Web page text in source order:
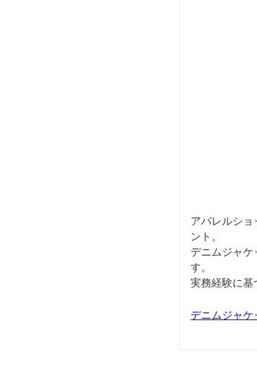
アパレルシ
ント。
デニムジャケ
す。
実務経験に基
デニムジャケ